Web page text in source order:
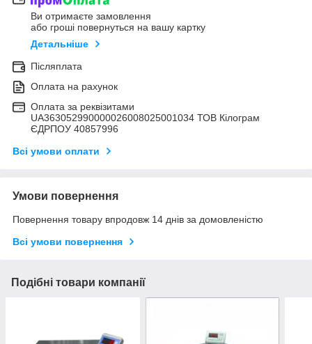
Ви отримаєте замовлення
або гроші повернуться на вашу картку
Детальніше
Післяплата
Оплата на рахунок
Оплата за реквізитами
UA363052990000026008025001034 ТОВ Кілограм
ЄДРПОУ 40857996
Всі умови оплати
Умови повернення
Повернення товару впродовж 14 днів за домовленістю
Всі умови повернення
Подібні товари компанії